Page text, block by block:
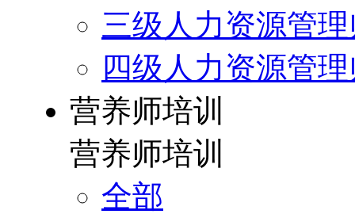
三级人力资源管
四级人力资源管
营养师培训
营养师培训
全部